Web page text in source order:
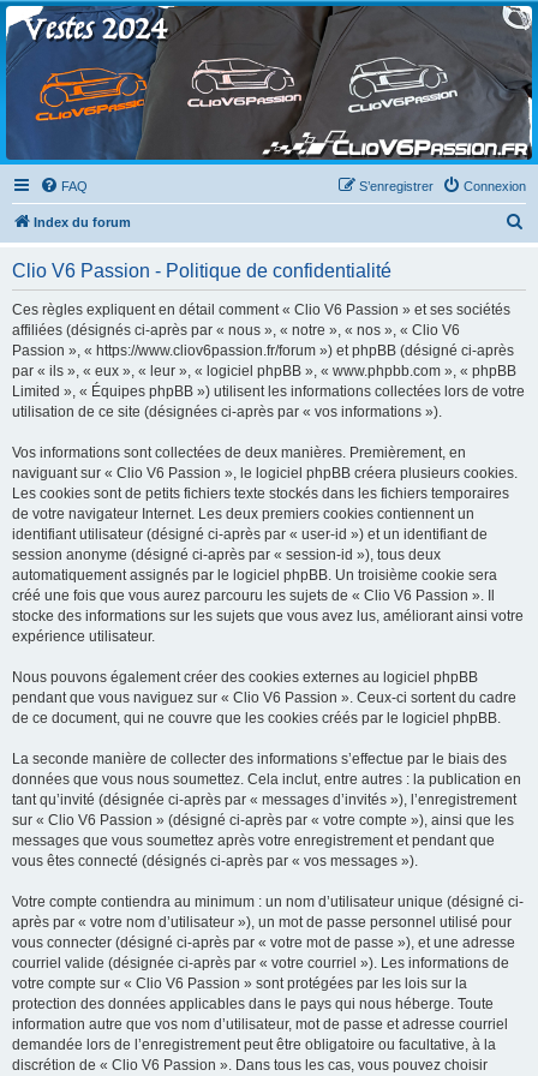
Clio V6 Passion
Le site français des passionnés de Clio V6
FAQ Connexion
S’enregistrer
Index du forum
Clio V6 Passion - Politique de confidentialité
Ces règles expliquent en détail comment « Clio V6 Passion » et ses sociétés
affiliées (désignés ci-après par « nous », « notre », « nos », « Clio V6
Passion », « https://www.cliov6passion.fr/forum ») et phpBB (désigné ci-après
par « ils », « eux », « leur », « logiciel phpBB », « www.phpbb.com », « phpBB
Limited », « Équipes phpBB ») utilisent les informations collectées lors de votre
utilisation de ce site (désignées ci-après par « vos informations »).
Vos informations sont collectées de deux manières. Premièrement, en
naviguant sur « Clio V6 Passion », le logiciel phpBB créera plusieurs cookies.
Les cookies sont de petits fichiers texte stockés dans les fichiers temporaires
de votre navigateur Internet. Les deux premiers cookies contiennent un
identifiant utilisateur (désigné ci-après par « user-id ») et un identifiant de
session anonyme (désigné ci-après par « session-id »), tous deux
automatiquement assignés par le logiciel phpBB. Un troisième cookie sera
créé une fois que vous aurez parcouru les sujets de « Clio V6 Passion ». Il
stocke des informations sur les sujets que vous avez lus, améliorant ainsi votre
expérience utilisateur.
Nous pouvons également créer des cookies externes au logiciel phpBB
pendant que vous naviguez sur « Clio V6 Passion ». Ceux-ci sortent du cadre
de ce document, qui ne couvre que les cookies créés par le logiciel phpBB.
La seconde manière de collecter des informations s’effectue par le biais des
données que vous nous soumettez. Cela inclut, entre autres : la publication en
tant qu’invité (désignée ci-après par « messages d’invités »), l’enregistrement
sur « Clio V6 Passion » (désigné ci-après par « votre compte »), ainsi que les
messages que vous soumettez après votre enregistrement et pendant que
vous êtes connecté (désignés ci-après par « vos messages »).
Votre compte contiendra au minimum : un nom d’utilisateur unique (désigné ci-
après par « votre nom d’utilisateur »), un mot de passe personnel utilisé pour
vous connecter (désigné ci-après par « votre mot de passe »), et une adresse
courriel valide (désignée ci-après par « votre courriel »). Les informations de
votre compte sur « Clio V6 Passion » sont protégées par les lois sur la
protection des données applicables dans le pays qui nous héberge. Toute
information autre que vos nom d’utilisateur, mot de passe et adresse courriel
demandée lors de l’enregistrement peut être obligatoire ou facultative, à la
discrétion de « Clio V6 Passion ». Dans tous les cas, vous pouvez choisir